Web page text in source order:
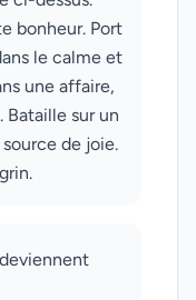
bonheur. Port
le calme et
une affaire,
sur un
de joie.